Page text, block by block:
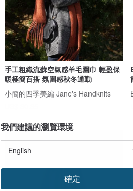
手工粗織流蘇空氣感羊毛圍巾 輕盈保
暖極簡百搭 氛圍感秋冬通勤
小簡的四季美編 Jane's Handknits
我們建議的瀏覽環境
確定